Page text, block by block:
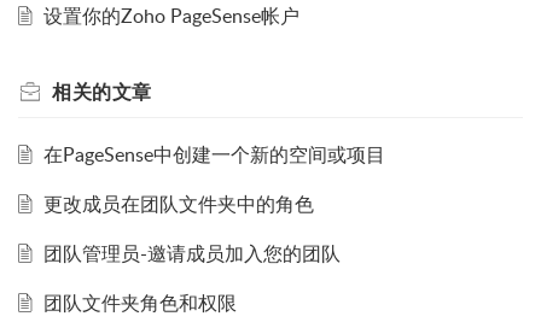
设置你的Zoho PageSense帐户
相关的文章
在PageSense中创建一个新的空间或项目
更改成员在团队文件夹中的角色
团队管理员-邀请成员加入您的团队
团队文件夹角色和权限